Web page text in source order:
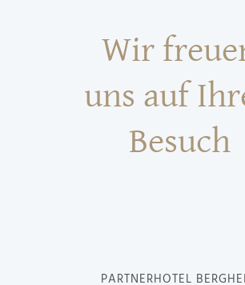
Wir
uns auf
Besuch
PARTNERHOTEL